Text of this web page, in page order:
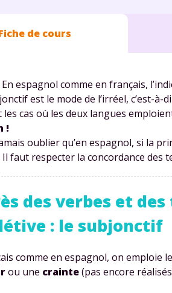
de cours
En espagnol comme en français,
est le mode de l’irréel, c’est-
les cas où les deux langues
!
oublier qu’en espagnol, si la
faut respecter la concordance des
des verbes et
: le subjonctif
comme en espagnol, on emploie
ou une crainte(pas encore